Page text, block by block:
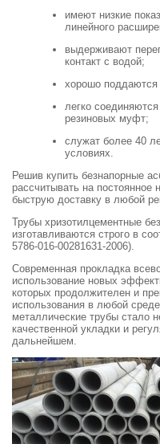
имеют низкие
линейного
выдерживают
контакт с водой;
хорошо поддаются
легко
резиновых муфт;
служат более 40
условиях.
Решив купить безнапорные
рассчитывать на постоянное
быструю доставку в любой
Трубы хризотилцементные
изготавливаются строго в
5786-016-00281631-2006).
Современная прокладка
использование новых
которых продолжителен и
использования в любой
металлические трубы стало
качественной укладки и
дальнейшем.